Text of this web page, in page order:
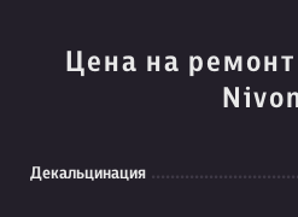
Цена на
Декальцинация